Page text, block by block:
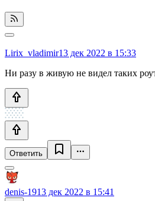
Lirix_vladimir13 дек 2022 в 15:33
Ни разу в живую не видел таких
Ответить
denis-1913 дек 2022 в 15:41